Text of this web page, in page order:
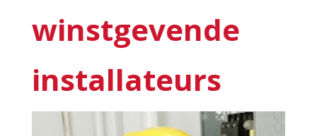
winstgevende
installateurs